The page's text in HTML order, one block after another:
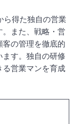
ら得た独自の営業
。また、戦略・営
の管理を徹底的
ます。独自の研修
る営業マンを育成